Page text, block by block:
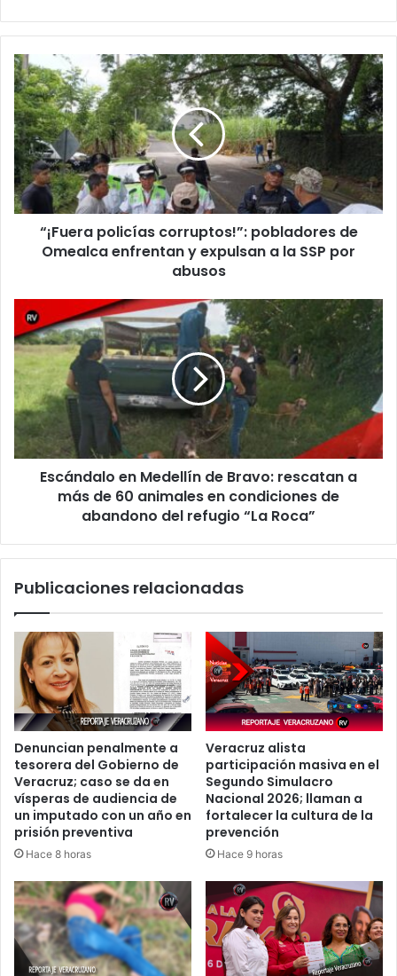
“¡Fuera
policías
corruptos!”:
pobladores
de
Omealca
enfrentan
y
expulsan
abusos
“¡Fuera policías corruptos!”: pobladores de
Omealca enfrentan y expulsan a la SSP por
abusos
Escándalo
en
Medellín
de
Bravo:
rescatan
a
más
de
animales
de
del
Roca”
Escándalo en Medellín de Bravo: rescatan a
más de 60 animales en condiciones de
abandono del refugio “La Roca”
Publicaciones relacionadas
Denuncian penalmente a
tesorera del Gobierno de
Veracruz; caso se da en
vísperas de audiencia de
un imputado con un año en
prisión preventiva
Hace 8 horas
Veracruz alista
participación masiva en el
Segundo Simulacro
Nacional 2026; llaman a
fortalecer la cultura de la
prevención
Hace 9 horas